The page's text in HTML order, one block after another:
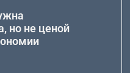
но не ценой